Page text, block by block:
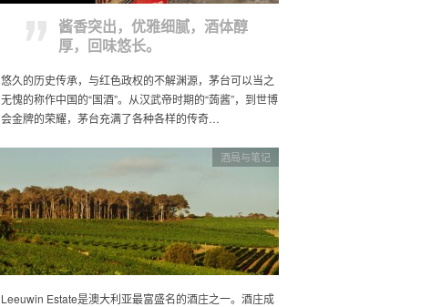
酱香突出，优雅细腻，酒体醇
厚，回味悠长。
悠久的历史传承，与红色政权的不解渊源，茅台可以当之
无愧的称作中国的“国酒”。从汉武帝时期的“蒟酱”，到世博
会金牌的荣耀，茅台充满了各种各样的传奇…
酒局与笔记
Leeuwin Estate是澳大利亚最富盛名的酒庄之一。酒庄成